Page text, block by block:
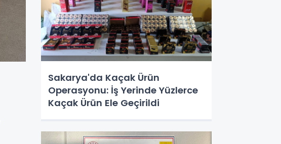
Sakarya'da Kaçak Ürün
Operasyonu: İş Yerinde Yüzlerce
Kaçak Ürün Ele Geçirildi